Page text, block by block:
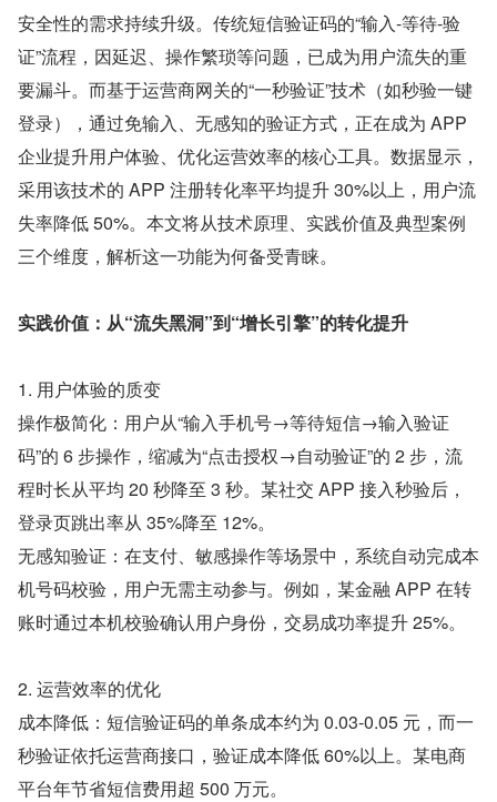
安全性的需求持续升级。传统短信验证码的“输入-等待-验
证”流程，因延迟、操作繁琐等问题，已成为用户流失的重
要漏斗。而基于运营商网关的“一秒验证”技术（如秒验一键
登录），通过免输入、无感知的验证方式，正在成为 APP
企业提升用户体验、优化运营效率的核心工具。数据显示，
采用该技术的 APP 注册转化率平均提升 30%以上，用户流
失率降低 50%。本文将从技术原理、实践价值及典型案例
三个维度，解析这一功能为何备受青睐。
实践价值：从“流失黑洞”到“增长引擎”的转化提升
1. 用户体验的质变
操作极简化：用户从“输入手机号→等待短信→输入验证
码”的 6 步操作，缩减为“点击授权→自动验证”的 2 步，流
程时长从平均 20 秒降至 3 秒。某社交 APP 接入秒验后，
登录页跳出率从 35%降至 12%。
无感知验证：在支付、敏感操作等场景中，系统自动完成本
机号码校验，用户无需主动参与。例如，某金融 APP 在转
账时通过本机校验确认用户身份，交易成功率提升 25%。
2. 运营效率的优化
成本降低：短信验证码的单条成本约为 0.03-0.05 元，而一
秒验证依托运营商接口，验证成本降低 60%以上。某电商
平台年节省短信费用超 500 万元。